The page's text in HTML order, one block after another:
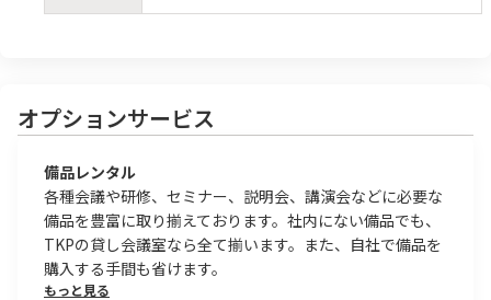
オプションサービス
備品レンタル
各種会議や研修、セミナー、説明会、講演会などに必要な
備品を豊富に取り揃えております。社内にない備品でも、
TKPの貸し会議室なら全て揃います。また、自社で備品を
購入する手間も省けます。
もっと見る